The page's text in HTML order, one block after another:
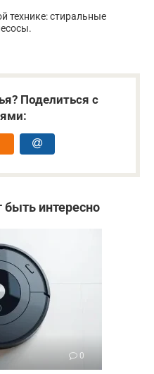
технике: стиральные
Поделиться с
интересно
0